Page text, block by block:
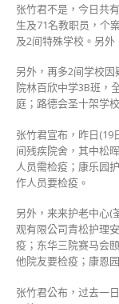
张竹君不是，今日共
生及71名教职员，个
及2间特殊学校。另外
另外，再多2间学校
院林百欣中学3B班，
庭；路德会圣十架学
张竹君宣布，昨日(19
间残疾院舍，其中松
人员需检疫；康乐园
作人员要检疫。
另外，来来护老中心(
观有限公司青松护理
疫；东华三院赛马会
他院友要检疫；康恩
张竹君公布，过去一